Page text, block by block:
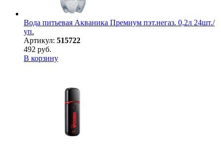
Вода питьевая Акваника Премиум пэт.негаз. 0,2л 24шт./
уп.
Артикул: 515722
492 руб.
В корзину